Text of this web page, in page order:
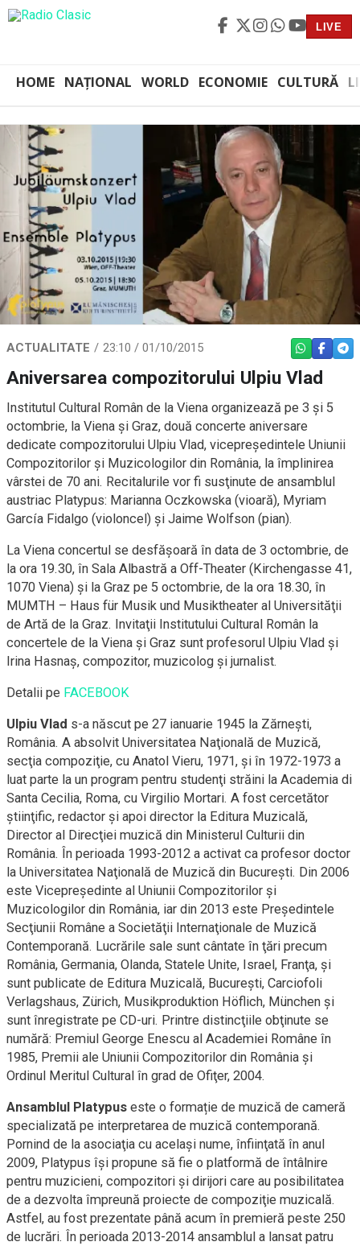
LIVE
HOME NAȚIONAL WORLD ECONOMIE CULTURĂ
ACTUALITATE 23:10 / 01/10/2015 WHATSAPP
Aniversarea compozitorului Ulpiu Vlad
Institutul Cultural Român de la Viena organizează pe 3 şi 5
octombrie, la Viena şi Graz, două concerte aniversare
dedicate compozitorului Ulpiu Vlad, vicepreşedintele Uniunii
Compozitorilor şi Muzicologilor din România, la împlinirea
vârstei de 70 ani. Recitalurile vor fi susţinute de ansamblul
austriac Platypus: Marianna Oczkowska (vioară), Myriam
García Fidalgo (violoncel) şi Jaime Wolfson (pian).
La Viena concertul se desfăşoară în data de 3 octombrie, de
la ora 19.30, în Sala Albastră a Off-Theater (Kirchengasse 41,
1070 Viena) şi la Graz pe 5 octombrie, de la ora 18.30, în
MUMTH – Haus für Musik und Musiktheater al Universităţii
de Artă de la Graz. Invitaţii Institutului Cultural Român la
concertele de la Viena şi Graz sunt profesorul Ulpiu Vlad şi
Irina Hasnaş, compozitor, muzicolog şi jurnalist.
Detalii pe FACEBOOK
Ulpiu Vlad s-a născut pe 27 ianuarie 1945 la Zărneşti,
România. A absolvit Universitatea Naţională de Muzică,
secţia compoziţie, cu Anatol Vieru, 1971, şi în 1972-1973 a
luat parte la un program pentru studenţi străini la Academia di
Santa Cecilia, Roma, cu Virgilio Mortari. A fost cercetător
ştiinţific, redactor şi apoi director la Editura Muzicală,
Director al Direcţiei muzică din Ministerul Culturii din
România. În perioada 1993-2012 a activat ca profesor doctor
la Universitatea Naţională de Muzică din Bucureşti. Din 2006
este Vicepreşedinte al Uniunii Compozitorilor şi
Muzicologilor din România, iar din 2013 este Preşedintele
Secţiunii Române a Societăţii Internaţionale de Muzică
Contemporană. Lucrările sale sunt cântate în ţări precum
România, Germania, Olanda, Statele Unite, Israel, Franţa, şi
sunt publicate de Editura Muzicală, Bucureşti, Carciofoli
Verlagshaus, Zürich, Musikproduktion Höflich, München şi
sunt înregistrate pe CD-uri. Printre distincţiile obţinute se
numără: Premiul George Enescu al Academiei Române în
1985, Premii ale Uniunii Compozitorilor din România şi
Ordinul Meritul Cultural în grad de Ofiţer, 2004.
Ansamblul Platypus este o formație de muzică de cameră
specializată pe interpretarea de muzică contemporană.
Pornind de la asociaţia cu acelaşi nume, înfiinţată în anul
2009, Platypus îşi propune să fie o platformă de întâlnire
pentru muzicieni, compozitori şi dirijori care au posibilitatea
de a dezvolta împreună proiecte de compoziţie muzicală.
Astfel, au fost prezentate până acum în premieră peste 250
de lucrări. În perioada 2013-2014 ansamblul a lansat patru